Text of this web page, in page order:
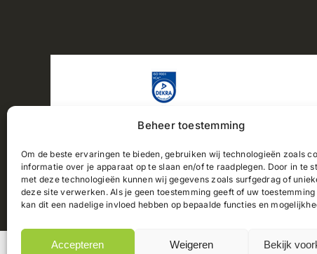
Beheer toestemming
Om de beste ervaringen te bieden, gebruiken wij technologieën zoals
informatie over je apparaat op te slaan en/of te raadplegen. Door in te
met deze technologieën kunnen wij gegevens zoals surfgedrag of
deze site verwerken. Als je geen toestemming geeft of uw
kan dit een nadelige invloed hebben op bepaalde functies en
Accepteren Weigeren Bekijk
2025© Jacobs Verhuizingen |Sivukartta|